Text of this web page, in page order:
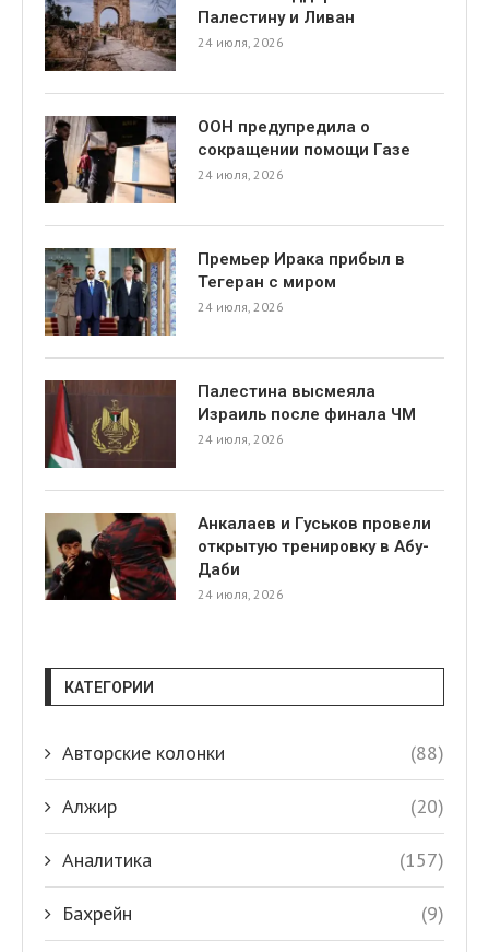
Палестину и Ливан
24 июля, 2026
ООН предупредила о
сокращении помощи Газе
24 июля, 2026
Премьер Ирака прибыл в
Тегеран с миром
24 июля, 2026
Палестина высмеяла
Израиль после финала ЧМ
24 июля, 2026
Анкалаев и Гуськов провели
открытую тренировку в Абу-
Даби
24 июля, 2026
КАТЕГОРИИ
Авторские колонки (88)
Алжир (20)
Аналитика (157)
Бахрейн (9)